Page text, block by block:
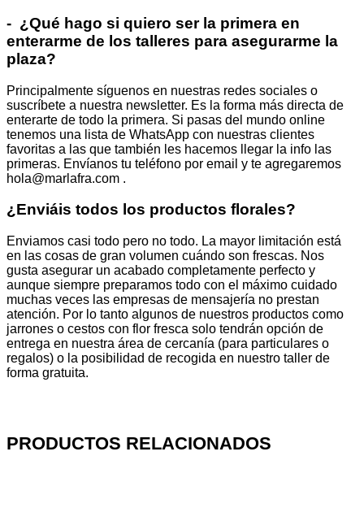
- ¿Qué hago si quiero ser la primera en
enterarme de los talleres para asegurarme la
plaza?
Principalmente síguenos en nuestras redes sociales o
suscríbete a nuestra newsletter. Es la forma más directa de
enterarte de todo la primera. Si pasas del mundo online
tenemos una lista de WhatsApp con nuestras clientes
favoritas a las que también les hacemos llegar la info las
primeras. Envíanos tu teléfono por email y te agregaremos
hola@marlafra.com .
¿Enviáis todos los productos florales?
Enviamos casi todo pero no todo. La mayor limitación está
en las cosas de gran volumen cuándo son frescas. Nos
gusta asegurar un acabado completamente perfecto y
aunque siempre preparamos todo con el máximo cuidado
muchas veces las empresas de mensajería no prestan
atención. Por lo tanto algunos de nuestros productos como
jarrones o cestos con flor fresca solo tendrán opción de
entrega en nuestra área de cercanía (para particulares o
regalos) o la posibilidad de recogida en nuestro taller de
forma gratuita.
PRODUCTOS RELACIONADOS